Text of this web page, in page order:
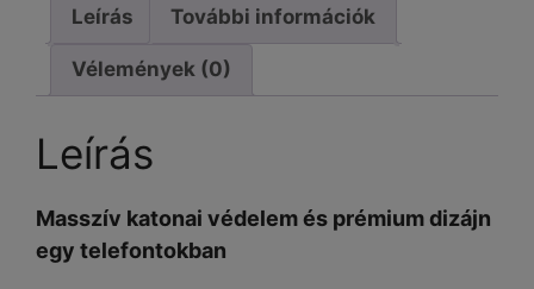
Max
mennyiség
Leírás További információk
Vélemények (0)
Leírás
Masszív katonai védelem és prémium dizájn
egy telefontokban